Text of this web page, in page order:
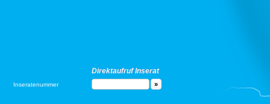
Direktaufruf Inserat
Inseratenummer